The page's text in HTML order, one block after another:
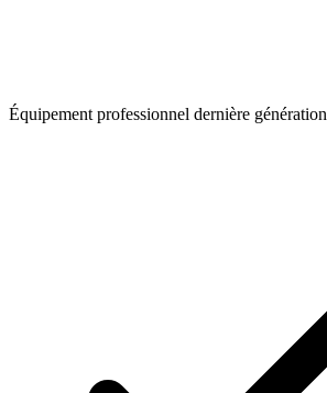
Équipement professionnel dernière génération